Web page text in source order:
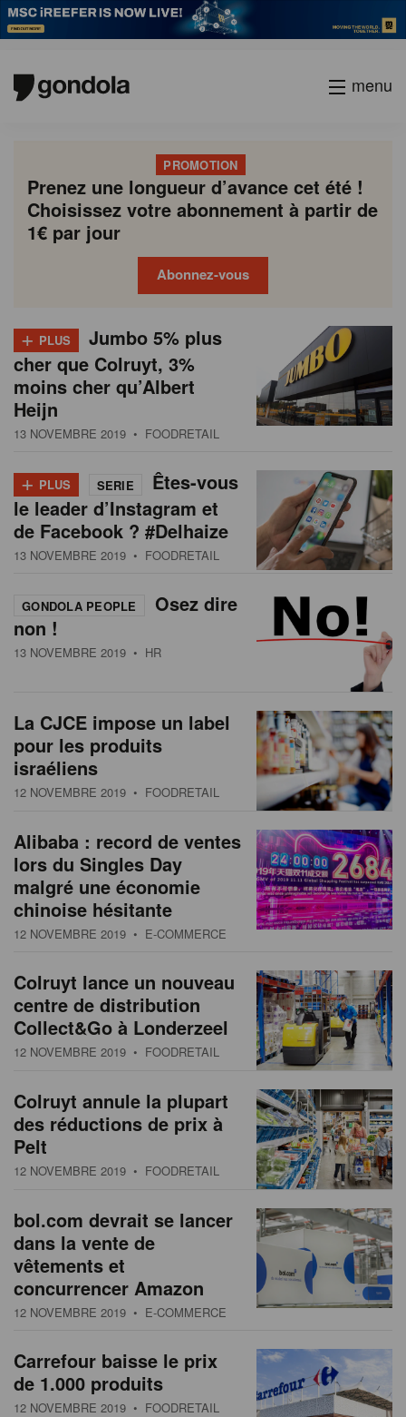
menu
PROMOTION
Prenez une longueur d’avance cet été !
Choisissez votre abonnement à partir de
1€ par jour
Abonnez-vous
N
e
w
s
+ PLUS
Jumbo 5% plus
cher que Colruyt, 3%
moins cher qu’Albert
Heijn
13 NOVEMBRE 2019 • FOODRETAIL
+ PLUS SERIE
Êtes-vous
le leader d’Instagram et
de Facebook ? #Delhaize
13 NOVEMBRE 2019 • FOODRETAIL
GONDOLA PEOPLE
Osez dire
non !
13 NOVEMBRE 2019 • HR
La CJCE impose un label
pour les produits
israéliens
12 NOVEMBRE 2019 • FOODRETAIL
Alibaba : record de ventes
lors du Singles Day
malgré une économie
chinoise hésitante
12 NOVEMBRE 2019 • E-COMMERCE
Colruyt lance un nouveau
centre de distribution
Collect&Go à Londerzeel
12 NOVEMBRE 2019 • FOODRETAIL
Colruyt annule la plupart
des réductions de prix à
Pelt
12 NOVEMBRE 2019 • FOODRETAIL
bol.com devrait se lancer
dans la vente de
vêtements et
concurrencer Amazon
12 NOVEMBRE 2019 • E-COMMERCE
Carrefour baisse le prix
de 1.000 produits
12 NOVEMBRE 2019 • FOODRETAIL
P
a
g
i
n
t
i
o
n
Previous
page
Page
Page
Page
Page
Current
page
Page
Page
Page
Page
Next
page
academy
society